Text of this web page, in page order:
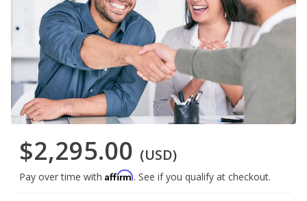
$2,295.00 (USD)
Pay over time with Affirm. See if you qualify at checkout.